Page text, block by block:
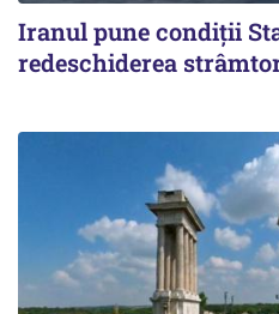
Iranul pune condiții
redeschiderea